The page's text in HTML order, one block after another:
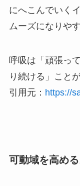
にへこんでいく
ムーズになりや
呼吸は「頑張っ
り続ける」こと
引用元： https://
可動域を高め